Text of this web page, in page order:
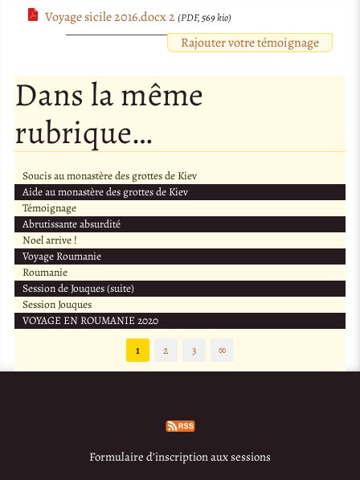
Voyage sicile 2016.docx 2 (PDF, 569 kio)
Rajouter votre témoignage
Dans la même
rubrique…
Soucis au monastère des grottes de Kiev
Aide au monastère des grottes de Kiev
Témoignage
Abrutissante absurdité
Noel arrive !
Voyage Roumanie
Roumanie
Session de Jouques (suite)
Session Jouques
VOYAGE EN ROUMANIE 2020
1
2 3 ∞
Formulaire d’inscription aux sessions